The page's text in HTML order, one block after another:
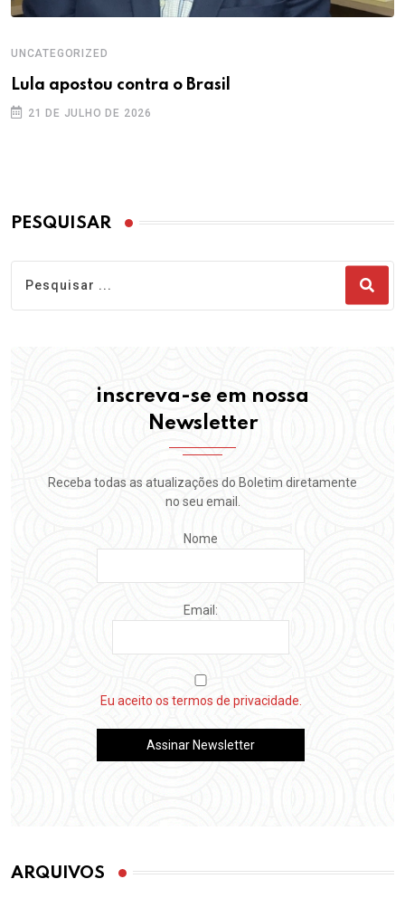
UNCATEGORIZED
Lula apostou contra o Brasil
21 DE JULHO DE 2026
PESQUISAR
inscreva-se em nossa
Newsletter
Receba todas as atualizações do Boletim diretamente
no seu email.
Nome
Email:
Eu aceito os termos de privacidade.
ARQUIVOS